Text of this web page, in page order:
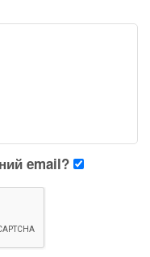
email?